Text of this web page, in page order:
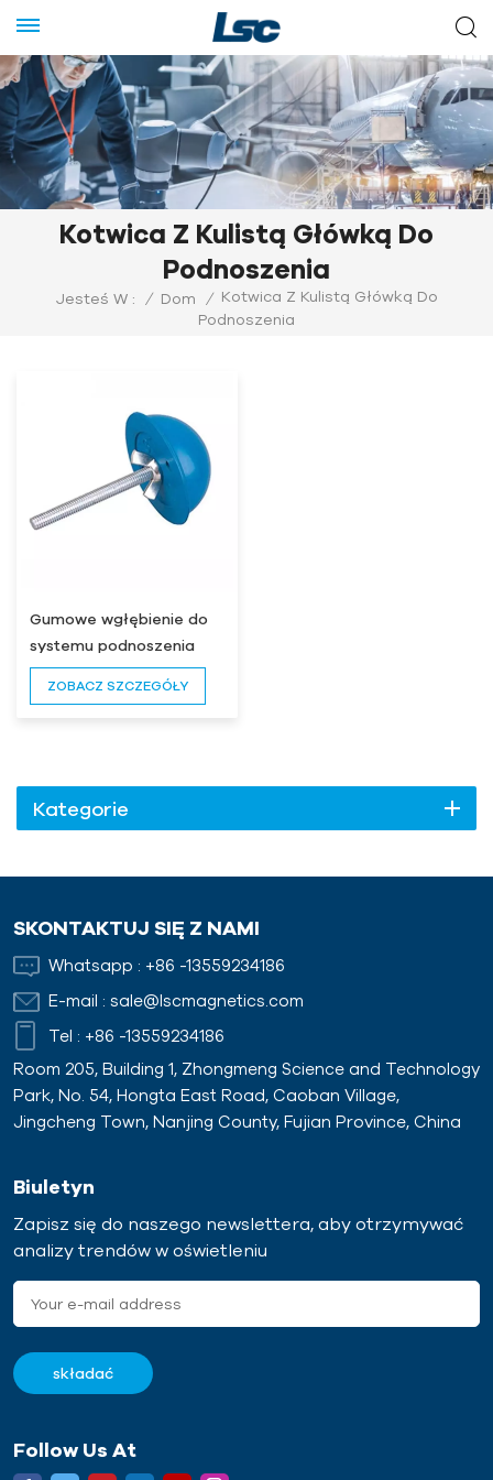
Kotwica Z Kulistą Główką Do
Podnoszenia
Jesteś W : / Dom /
Kotwica Z Kulistą Główką Do
Podnoszenia
Gumowe wgłębienie do
systemu podnoszenia
ZOBACZ SZCZEGÓŁY
Kategorie
SKONTAKTUJ SIĘ Z NAMI
Whatsapp : +86 -13559234186
E-mail : sale@lscmagnetics.com
Tel : +86 -13559234186
Room 205, Building 1, Zhongmeng Science and Technology
Park, No. 54, Hongta East Road, Caoban Village,
Jingcheng Town, Nanjing County, Fujian Province, China
Biuletyn
Zapisz się do naszego newslettera, aby otrzymywać
analizy trendów w oświetleniu
Follow Us At